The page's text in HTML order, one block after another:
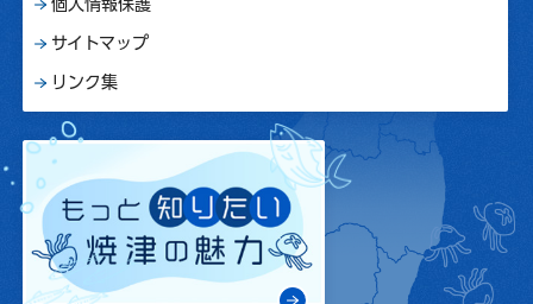
個人情報保護
サイトマップ
リンク集